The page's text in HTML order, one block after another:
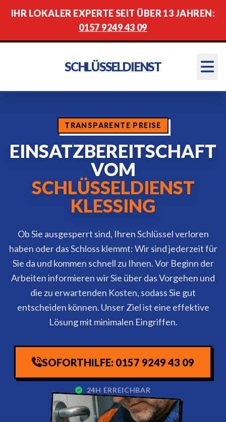
IHR LOKALER EXPERTE SEIT ÜBER 13 JAHREN:
0157 9249 43 09
SCHLÜSSELDIENST
TRANSPARENTE PREISE
EINSATZBEREITSCHAFT
VOM
SCHLÜSSELDIENST
KLESSING
Ob Sie ausgesperrt sind, Ihren Schlüssel verloren
haben oder das Schloss klemmt: Wir sind jederzeit für
Sie da und kommen schnell zu Ihnen. Vor Beginn der
Arbeiten informieren wir Sie über das Vorgehen und
die zu erwartenden Kosten, sodass Sie gut
entscheiden können. Unser Ziel ist eine effektive
Lösung mit minimalen Eingriffen.
SOFORTHILFE: 0157 9249 43 09
24H ERREICHBAR